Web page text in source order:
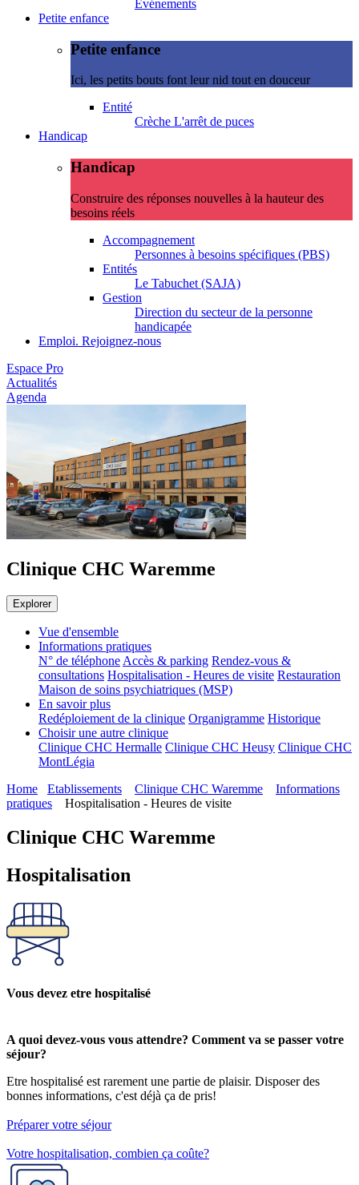
Evénements
Petite enfance
Petite enfance
Ici, les petits bouts font leur nid tout en douceur
Entité
Crèche L'arrêt de puces
Handicap
Handicap
Construire des réponses nouvelles à la hauteur des
besoins réels
Accompagnement
Personnes à besoins spécifiques (PBS)
Entités
Le Tabuchet (SAJA)
Gestion
Direction du secteur de la personne
handicapée
Emploi. Rejoignez-nous
Espace Pro
Actualités
Agenda
Clinique CHC Waremme
Explorer
Vue d'ensemble
Informations pratiques
N° de téléphoneAccès & parking Rendez-vous &
consultations Hospitalisation - Heures de visite Restauration
Maison de soins psychiatriques (MSP)
En savoir plus
Redéploiement de la clinique Organigramme Historique
Choisir une autre clinique
Clinique CHC Hermalle Clinique CHC Heusy Clinique CHC
MontLégia
Home
Etablissements Clinique CHC Waremme
Informations
pratiques
Hospitalisation - Heures de visite
Clinique CHC Waremme
Hospitalisation
Vous devez etre hospitalisé
A quoi devez-vous vous attendre? Comment va se passer votre
séjour?
Etre hospitalisé est rarement une partie de plaisir. Disposer des
bonnes informations, c'est déjà ça de pris!
Préparer votre séjour
Votre hospitalisation, combien ça coûte?